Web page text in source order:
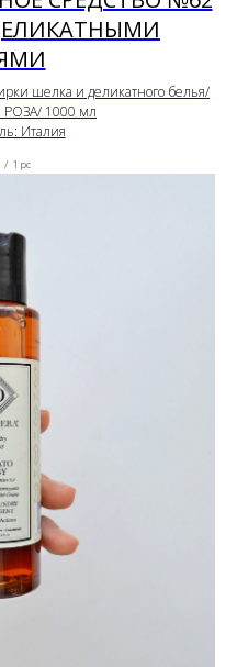
шелка и деликатного белья/
1000 мл
Италия
/ 1 pc